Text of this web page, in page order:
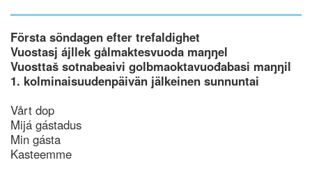
Första söndagen efter trefaldighet
Vuostasj ájllek gålmaktesvuoda maŋŋel
Vuosttaš sotnabeaivi golbmaoktavuođabasi maŋŋil
1. kolminaisuudenpäivän jälkeinen sunnuntai
Vårt dop
Mijá gástadus
Min gásta
Kasteemme